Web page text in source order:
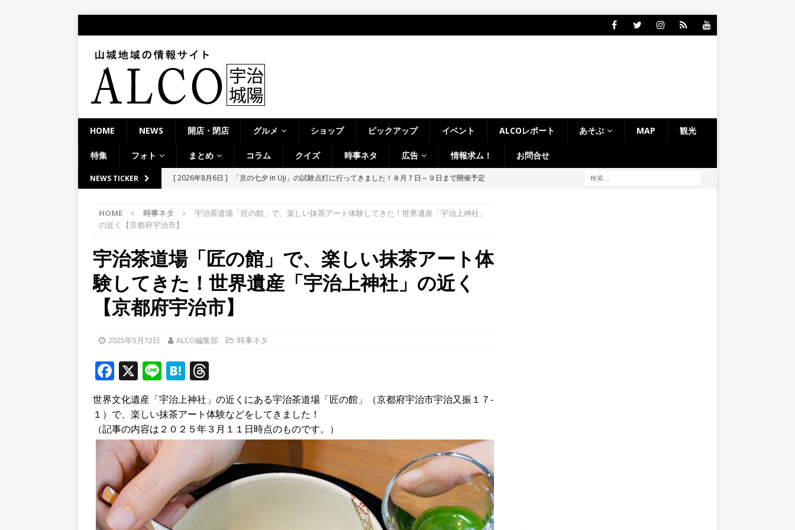
HOME NEWS 開店・閉店 グルメ ショップ ピックアップ イベント ALCOレポート あそぶ MAP 観光
特集 フォト まとめ コラム クイズ 時事ネタ 広告 情報求ム！ お問合せ
NEWS TICKER [ 2026年8月6日 ]
「京の七夕 in Uji」の試験点灯に行ってきました！８月７日～９日まで開催予定
[ 2026年8月6日 ]
8月8日～14日イベントまとめ！夏祭り、ライトアップ、グルメなどワイワイ盛
ト
[ 2026年8月5日 ] ８月５日、「大久保駐屯地夏まつり」で花火が上がりました！【京都府宇治市
／２０２６】
時事ネタ
[ 2026年8月4日 ] 石清水八幡宮の門前「やわた走井餅老舗」で、ひんやり美味しいかき氷「走井
餅しぐれ」に舌鼓！【京都府八幡市】
ルから甲賀市に向かって約400mの農地【京都府宇治田原町】
HOME 時事ネタ
宇治茶道場「匠の館」で、楽しい抹茶アート体験してきた！世界遺産「宇治上神社」
の近く【京都府宇治市】
宇治茶道場「匠の館」で、楽しい抹茶アート体
験してきた！世界遺産「宇治上神社」の近く
【京都府宇治市】
2025年5月12日 ALCO編集部 時事ネタ
F
a
c
e
b
o
o
k
X Li
n
e
H
at
e
n
a
h
r
e
a
d
s
世界文化遺産「宇治上神社」の近くにある宇治茶道場「匠の館」（京都府宇治市宇治又振１７‐
１）で、楽しい抹茶アート体験などをしてきました！
（記事の内容は２０２５年３月１１日時点のものです。）